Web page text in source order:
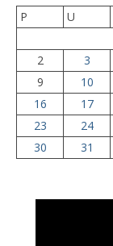
P
U
2
3
9
10
16
17
23
24
30
31